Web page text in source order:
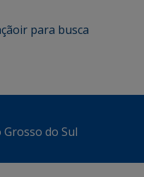
ir para busca
do Sul